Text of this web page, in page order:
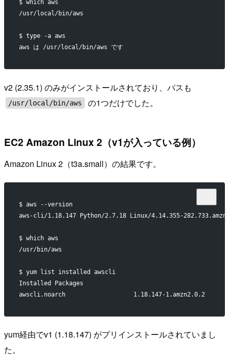
$ which aws
/usr/local/bin/aws
$ type -a aws
aws は /usr/local/bin/aws です
v2 (2.35.1) のみがインストールされており、パスも
/usr/local/bin/aws の1つだけでした。
EC2 Amazon Linux 2（v1が入っている例）
Amazon Linux 2（t3a.small）の結果です。
$ aws --version
aws-cli/1.18.147 Python/2.7.18 Linux/4.14.355-
$ which aws
/usr/bin/aws
$ yum list installed awscli
Installed Packages
awscli.noarch                   1.18.147-1.amzn2.0.2
yum経由でv1 (1.18.147) がプリインストールされていまし
た。